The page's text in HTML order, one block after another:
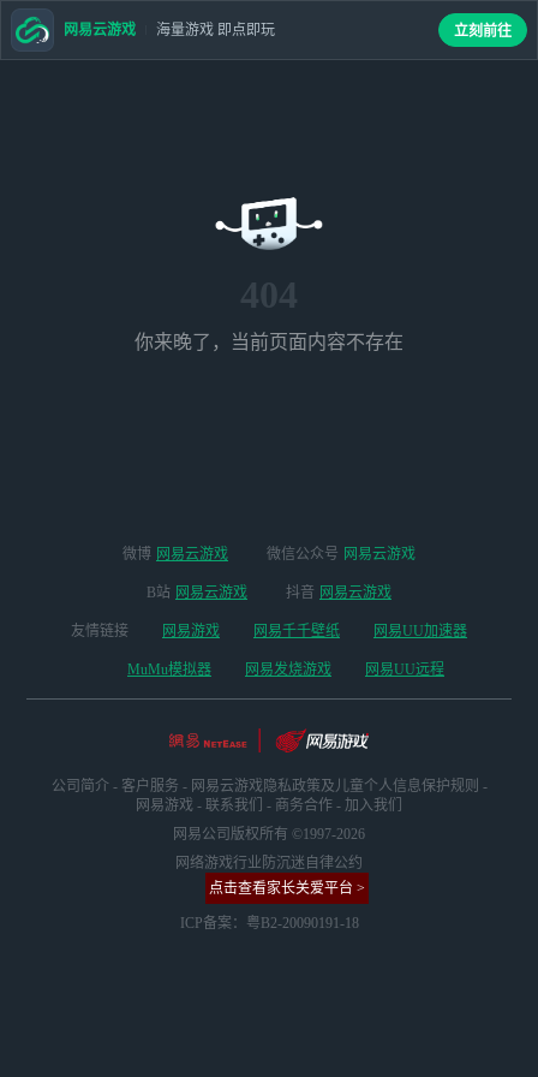
404
你来晚了，当前页面内容不存在
网易云游戏 海量游戏 即点即玩 立刻前往
微博 网易云游戏 微信公众号 网易云游戏
B站 网易云游戏 抖音 网易云游戏
友情链接 网易游戏 网易千千壁纸 网易UU加速器
MuMu模拟器 网易发烧游戏 网易UU远程
公司简介 - 客户服务 - 网易云游戏隐私政策及儿童个人信息保护规则 -
网易游戏 - 联系我们 - 商务合作 - 加入我们
网易公司版权所有 ©1997-2026
网络游戏行业防沉迷自律公约
点击查看家长关爱平台 >
ICP备案：粤B2-20090191-18